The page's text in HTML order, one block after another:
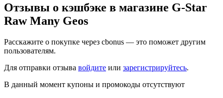
Отзывы о кэшбэке в магазине G-Star
Raw Many Geos
Расскажите о покупке через cbonus — это поможет другим
пользователям.
Для отправки отзыва войдите или зарегистрируйтесь.
В данный момент купоны и промокоды отсутствуют